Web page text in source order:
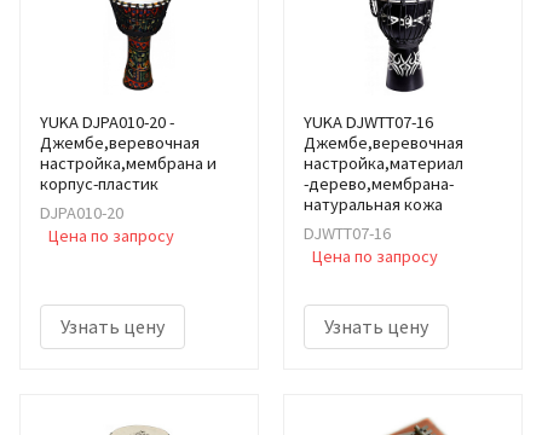
YUKA DJPA010-20 -
Джембе,веревочная
настройка,мембрана и
корпус-пластик
DJPA010-20
Цена по запросу
Узнать цену
YUKA DJWTT07-16
Джембе,веревочная
настройка,материал
-дерево,мембрана-
натуральная кожа
DJWTT07-16
Цена по запросу
Узнать цену